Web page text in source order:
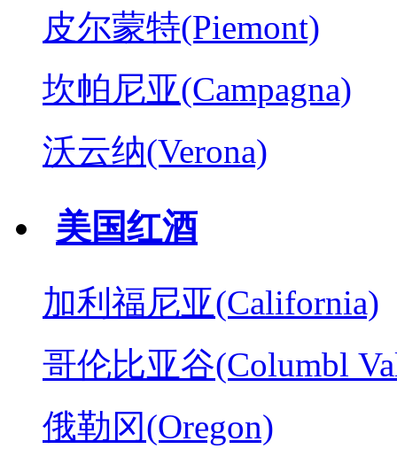
皮尔蒙特(Piemont)
坎帕尼亚(Campagna)
沃云纳(Verona)
美国红酒
加利福尼亚(California)
哥伦比亚谷(Columbl
俄勒冈(Oregon)